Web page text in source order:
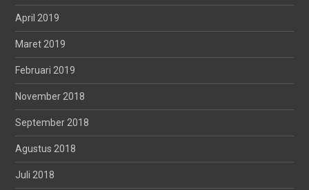
April 2019
Maret 2019
Februari 2019
November 2018
September 2018
Agustus 2018
Juli 2018